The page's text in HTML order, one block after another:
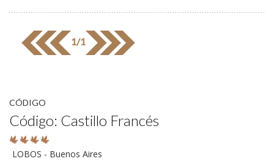
1/1
CÓDIGO
Código: Castillo Francés
LOBOS - Buenos Aires